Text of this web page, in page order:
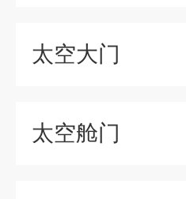
太空大门
太空舱门